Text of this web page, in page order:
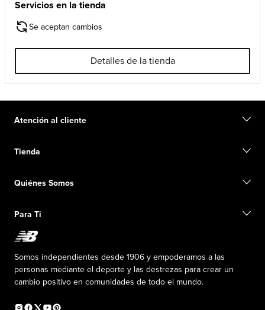
Servicios en la tienda
Se aceptan cambios
Detalles de la tienda
Atención al cliente
Iniciar una devolución
Conviértete en miembro
Tienda
Tarjetas de regalo
Exclusiones de ventas
Reconsidered
Quiénes Somos
Liderazgo responsable
Fundación New Balance
Carreras
La PISTA en New Balance
Sala de prensa
Información sobre el plan médico
Para Ti
Descuentos especiales
Programa de afiliados
Productos falsificados
Declaración de accesibilidad
Somos independientes desde 1906 y empoderamos a las
personas mediante el deporte y las destrezas para crear un
cambio positivo en comunidades de todo el mundo.